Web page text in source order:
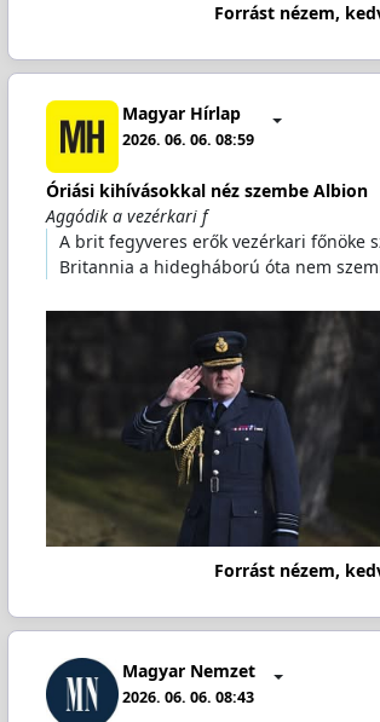
Forrást nézem,
Magyar Hírlap
2026. 06. 06. 08:59
Óriási kihívásokkal néz szembe Albion
Aggódik a vezérkari f
A brit fegyveres erők vezérkari főnöke
Britannia a hidegháború óta nem
Forrást nézem,
Magyar Nemzet
2026. 06. 06. 08:43